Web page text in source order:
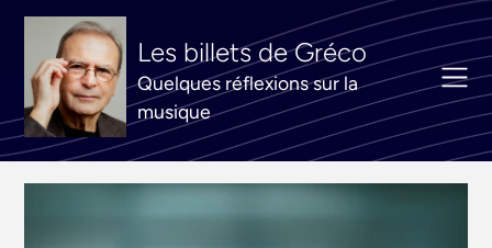
Aller
contenu
Les billets de Gréco
Quelques réflexions sur la
musique